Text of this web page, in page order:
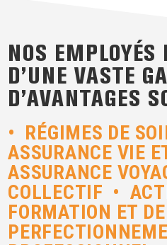
NOS EMPLOYÉS
D’UNE VASTE
D’AVANTAGES
• RÉGIMES DE
ASSURANCE VIE
ASSURANCE
COLLECTIF •
FORMATION ET DE